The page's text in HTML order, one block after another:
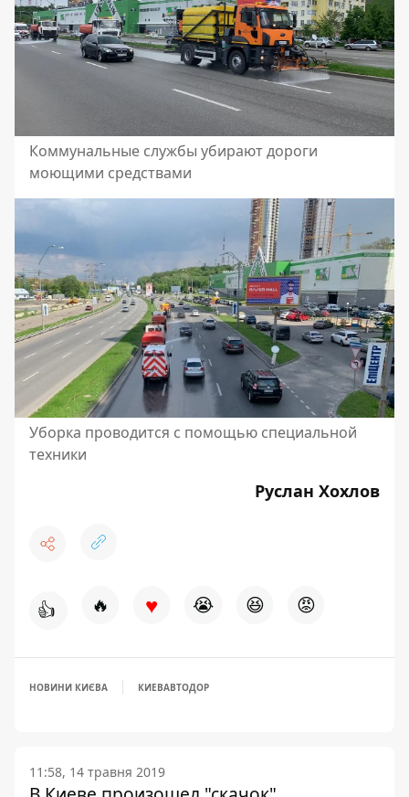
Коммунальные службы убирают дороги
моющими средствами
Уборка проводится с помощью специальной
техники
Руслан Хохлов
👍 🔥 ♥ 😭 😆 😡
НОВИНИ КИЄВА КИЕВАВТОДОР
11:58, 14 травня 2019